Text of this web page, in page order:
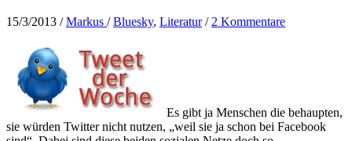
15/3/2013 /Markus /Bluesky, Literatur/ 2 Kommentare
Es gibt ja Menschen die behaupten,
sie würden Twitter nicht nutzen, „weil sie ja schon bei Facebook